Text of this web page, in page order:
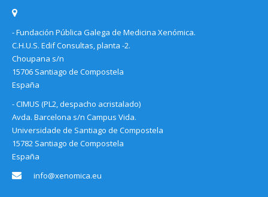
- Fundación Pública Galega de Medicina Xenómica.
C.H.U.S. Edif Consultas, planta -2.
Choupana s/n
15706 Santiago de Compostela
España
- CIMUS (PL2, despacho acristalado)
Avda. Barcelona s/n Campus Vida.
Universidade de Santiago de Compostela
15782 Santiago de Compostela
España
info@xenomica.eu